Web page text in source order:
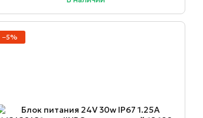
−5%